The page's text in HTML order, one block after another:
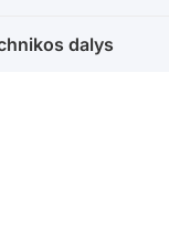
dalys